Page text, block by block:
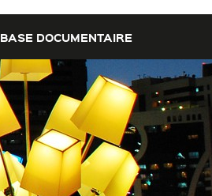
BASE DOCUMENTAIRE